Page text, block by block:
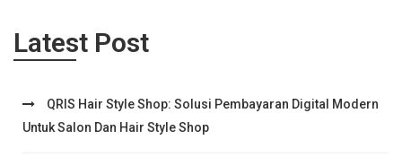
Latest Post
QRIS Hair Style Shop: Solusi Pembayaran Digital Modern
Untuk Salon Dan Hair Style Shop